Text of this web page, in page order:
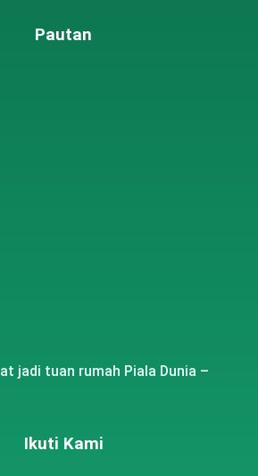
Pautan
jadi tuan rumah Piala Dunia –
Ikuti Kami